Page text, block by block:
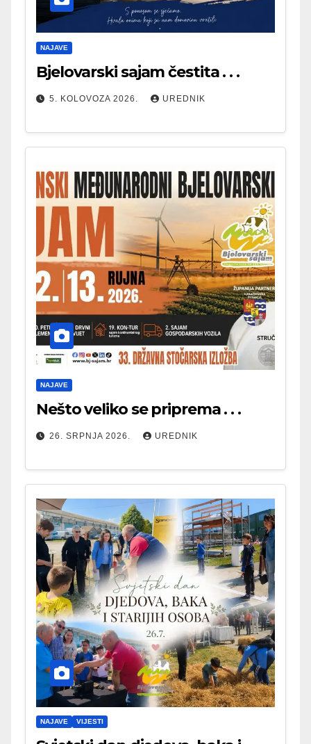
NAJAVE
Bjelovarski sajam čestita . . .
5. KOLOVOZA 2026. UREDNIK
NAJAVE
Nešto veliko se priprema . . .
26. SRPNJA 2026. UREDNIK
NAJAVE VIJESTI